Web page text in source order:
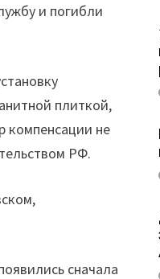
и погибли
плиткой,
компенсации не
РФ.
сначала